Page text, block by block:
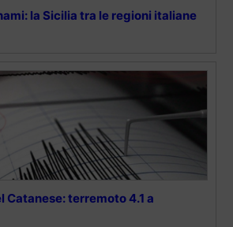
la Sicilia tra le regioni italiane
Catanese: terremoto 4.1 a